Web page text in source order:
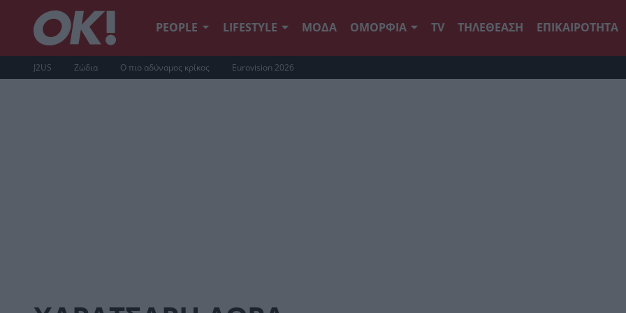
PEOPLE LIFESTYLE ΜΟΔΑ ΟΜΟΡΦΙΑ TV ΤΗΛΕΘΕΑΣΗ ΕΠΙΚΑΙΡΟΤΗΤΑ
J2US Ζώδια Ο πιο αδύναμος κρίκος Eurovision 2026